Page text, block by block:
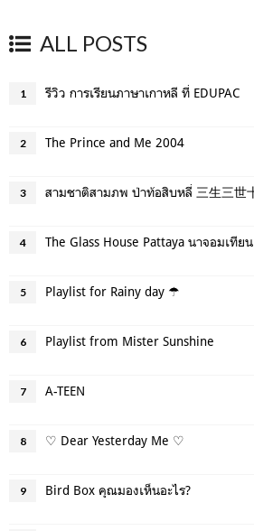
ALL POSTS
1 รีวิว การเรียนภาษาเกาหลี ที่ EDUPAC
2 The Prince and Me 2004
3
4 The Glass House Pattaya นาจอมเทียน
5 Playlist for Rainy day ☂
6 Playlist from Mister Sunshine
7 A-TEEN
8 ♡ Dear Yesterday Me ♡
9 Bird Box คุณมองเห็นอะไร?